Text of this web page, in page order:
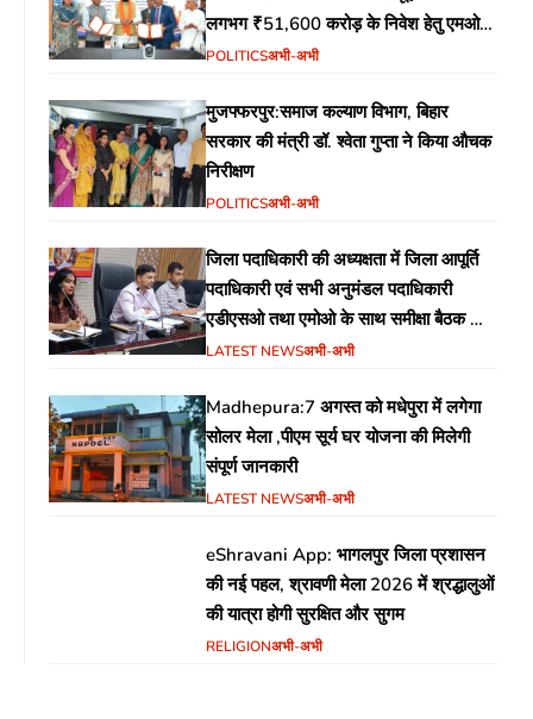
लगभग ₹51,600 करोड़ के निवेश हेतु एमओयू
(MoU) पर हस्ताक्षर
POLITICSअभी-अभी
मुजफ्फरपुर:समाज कल्याण विभाग, बिहार
सरकार की मंत्री डॉ. श्वेता गुप्ता ने किया औचक
निरीक्षण
POLITICSअभी-अभी
जिला पदाधिकारी की अध्यक्षता में जिला आपूर्ति
पदाधिकारी एवं सभी अनुमंडल पदाधिकारी
एडीएसओ तथा एमोओ के साथ समीक्षा बैठक का
आयोजन
LATEST NEWSअभी-अभी
Madhepura:7 अगस्त को मधेपुरा में लगेगा
सोलर मेला ,पीएम सूर्य घर योजना की मिलेगी
संपूर्ण जानकारी
LATEST NEWSअभी-अभी
eShravani App: भागलपुर जिला प्रशासन
की नई पहल, श्रावणी मेला 2026 में श्रद्धालुओं
की यात्रा होगी सुरक्षित और सुगम
RELIGIONअभी-अभी